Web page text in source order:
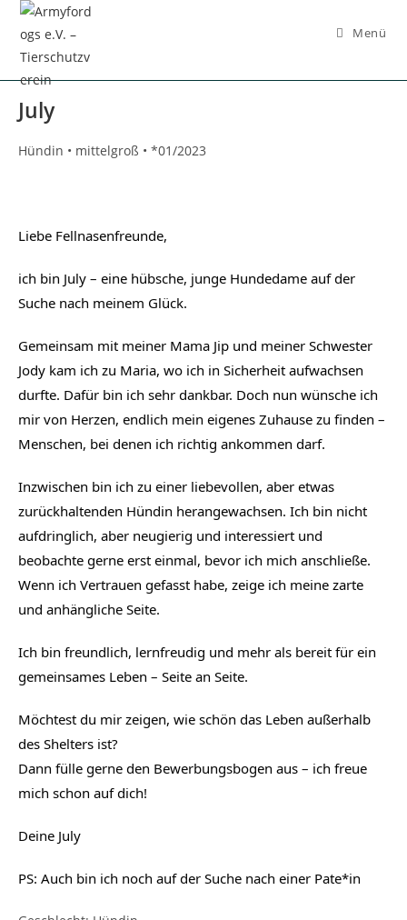
Menü
July
Hündin • mittelgroß • *01/2023
Liebe Fellnasenfreunde,
ich bin July – eine hübsche, junge Hundedame auf der
Suche nach meinem Glück.
Gemeinsam mit meiner Mama Jip und meiner Schwester
Jody kam ich zu Maria, wo ich in Sicherheit aufwachsen
durfte. Dafür bin ich sehr dankbar. Doch nun wünsche ich
mir von Herzen, endlich mein eigenes Zuhause zu finden –
Menschen, bei denen ich richtig ankommen darf.
Inzwischen bin ich zu einer liebevollen, aber etwas
zurückhaltenden Hündin herangewachsen. Ich bin nicht
aufdringlich, aber neugierig und interessiert und
beobachte gerne erst einmal, bevor ich mich anschließe.
Wenn ich Vertrauen gefasst habe, zeige ich meine zarte
und anhängliche Seite.
Ich bin freundlich, lernfreudig und mehr als bereit für ein
gemeinsames Leben – Seite an Seite.
Möchtest du mir zeigen, wie schön das Leben außerhalb
des Shelters ist?
Dann fülle gerne den Bewerbungsbogen aus – ich freue
mich schon auf dich!
Deine July
PS: Auch bin ich noch auf der Suche nach einer Pate*in